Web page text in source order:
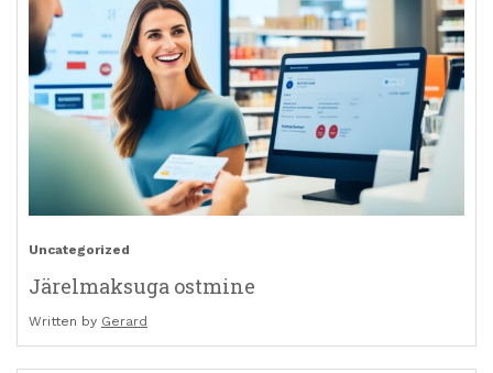
Uncategorized
Järelmaksuga ostmine
Written by Gerard